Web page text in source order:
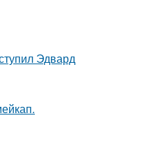
Эдвард